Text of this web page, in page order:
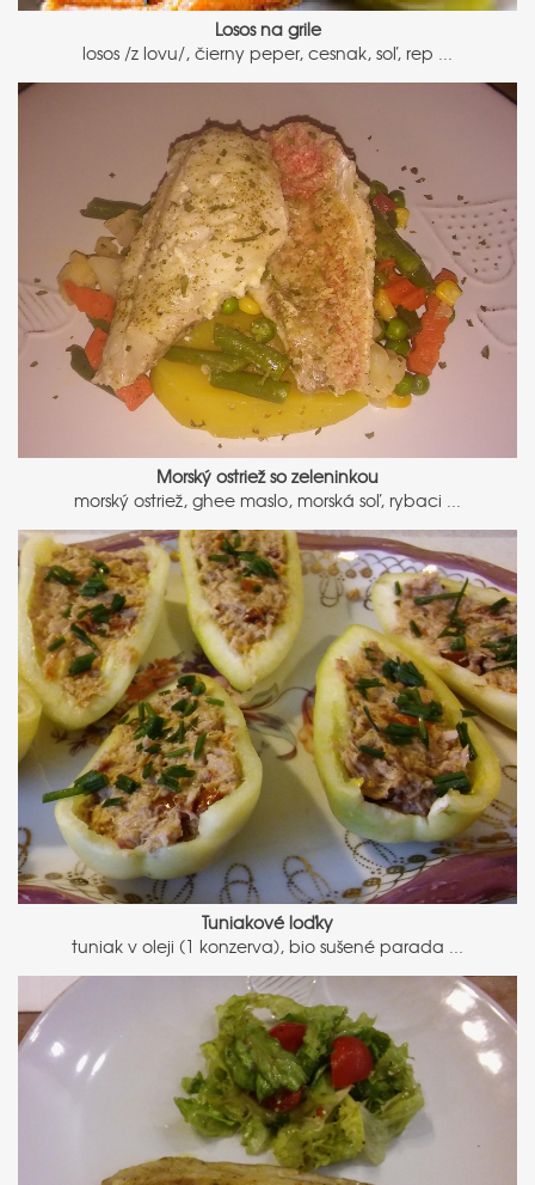
Losos na grile
losos /z lovu/, čierny peper, cesnak, soľ, rep ...
Morský ostriež so zeleninkou
morský ostriež, ghee maslo, morská soľ, rybaci ...
Tuniakové loďky
tuniak v oleji (1 konzerva), bio sušené parada ...